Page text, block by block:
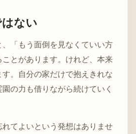
ない
「もう面倒を見なくていい方
とがあります。けれど、本来
。自分の家だけで抱えきれな
の力も借りながら続けていく
てよいという発想はありませ